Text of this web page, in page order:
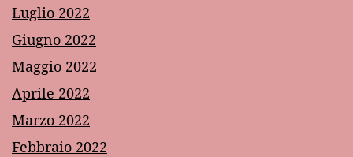
Luglio 2022
Giugno 2022
Maggio 2022
Aprile 2022
Marzo 2022
Febbraio 2022